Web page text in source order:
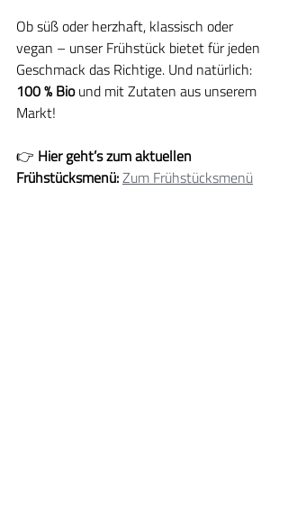
Ob süß oder herzhaft, klassisch oder
vegan – unser Frühstück bietet für jeden
Geschmack das Richtige. Und natürlich:
100 % Bio und mit Zutaten aus unserem
Markt!
👉 Hier geht’s zum aktuellen
Frühstücksmenü: Zum Frühstücksmenü